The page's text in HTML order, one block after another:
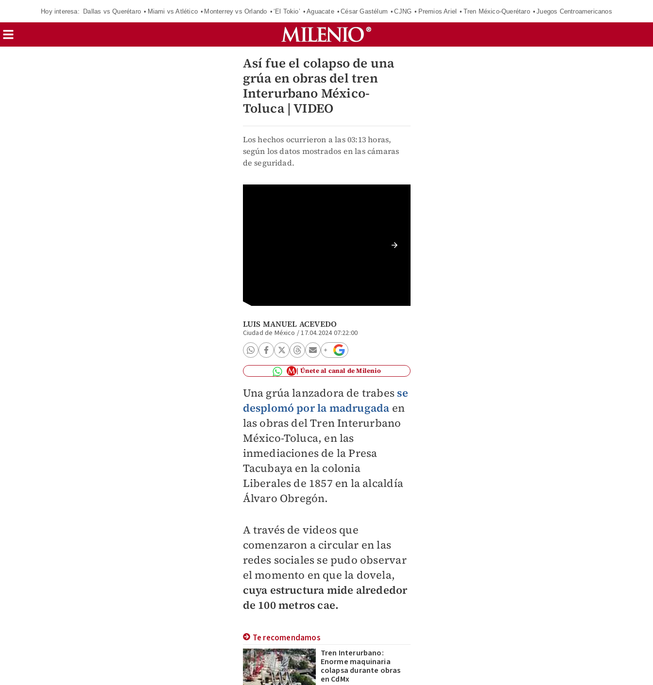
Hoy interesa: Dallas vs Querétaro Miami vs Atlético Monterrey vs Orlando ‘El Tokio’ Aguacate César Gastélum CJNG Premios Ariel Tren México-Querétaro Juegos Centroamericanos
Así fue el colapso de una
grúa en obras del tren
Interurbano México-
Toluca | VIDEO
Los hechos ocurrieron a las 03:13 horas,
según los datos mostrados en las cámaras
de seguridad.
LUIS MANUEL ACEVEDO
Ciudad de México /17.04.2024 07:22:00
Únete al canal de Milenio
Una grúa lanzadora de trabes se
desplomó por la madrugada en
las obras del Tren Interurbano
México-Toluca, en las
inmediaciones de la Presa
Tacubaya en la colonia
Liberales de 1857 en la alcaldía
Álvaro Obregón.
A través de videos que
comenzaron a circular en las
redes sociales se pudo observar
el momento en que la dovela,
cuya estructura mide alrededor
de 100 metros cae.
Te recomendamos
Tren Interurbano:
Enorme maquinaria
colapsa durante obras
en CdMx